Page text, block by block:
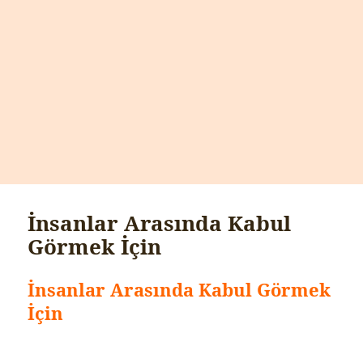
İnsanlar Arasında Kabul
Görmek İçin
İnsanlar Arasında Kabul Görmek
İçin